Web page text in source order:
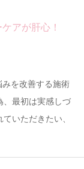
アが肝心！
を改善する施術
、最初は実感しづ
いただきたい、